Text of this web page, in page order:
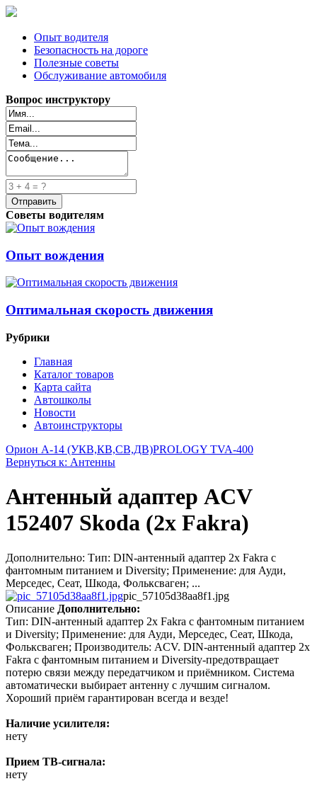
Опыт водителя
Безопасность на дороге
Полезные советы
Обслуживание автомобиля
Вопрос инструктору
Советы водителям
Опыт вождения
Оптимальная скорость движения
Рубрики
Главная
Каталог товаров
Карта сайта
Автошколы
Новости
Автоинструкторы
Орион А-14 (УКВ,КВ,СВ,ДВ)PROLOGY TVA-400
Вернуться к: Антенны
Антенный адаптер ACV
152407 Skoda (2x Fakra)
Дополнительно: Тип: DIN-антенный адаптер 2x Fakra с
фантомным питанием и Diversity; Применение: для Ауди,
Мерседес, Сеат, Шкода, Фольксваген; ...
pic_57105d38aa8f1.jpg
Описание Дополнительно:
Тип: DIN-антенный адаптер 2x Fakra с фантомным питанием
и Diversity; Применение: для Ауди, Мерседес, Сеат, Шкода,
Фольксваген; Производитель: ACV. DIN-антенный адаптер 2x
Fakra с фантомным питанием и Diversity-предотвращает
потерю связи между передатчиком и приёмником. Система
автоматически выбирает антенну с лучшим сигналом.
Хороший приём гарантирован всегда и везде!
Наличие усилителя:
нету
Прием ТВ-сигнала:
нету